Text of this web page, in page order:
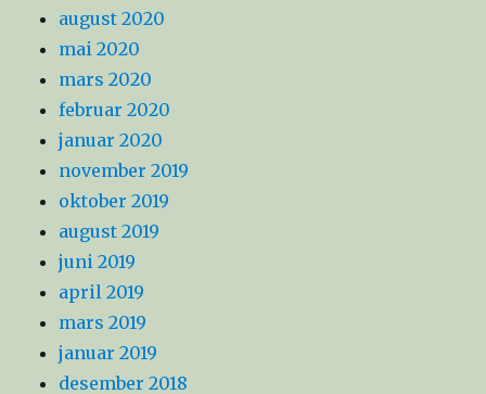
august 2020
mai 2020
mars 2020
februar 2020
januar 2020
november 2019
oktober 2019
august 2019
juni 2019
april 2019
mars 2019
januar 2019
desember 2018